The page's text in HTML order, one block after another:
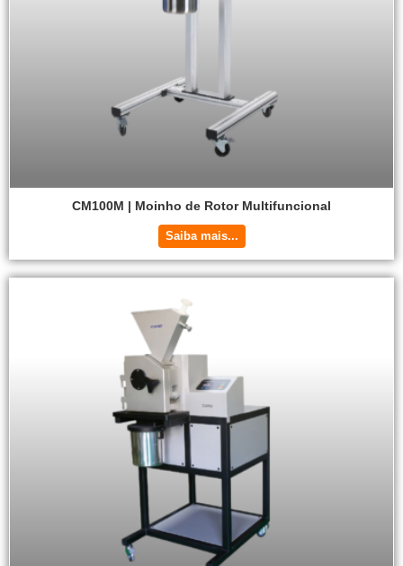
CM100M | Moinho de Rotor Multifuncional
Saiba mais...